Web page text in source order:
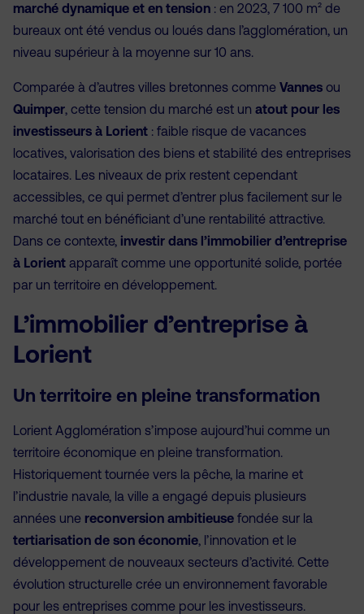
marché dynamique et en tension : en 2023, 7 100 m² de
bureaux ont été vendus ou loués dans l’agglomération, un
niveau supérieur à la moyenne sur 10 ans.
Comparée à d’autres villes bretonnes comme Vannes ou
Quimper, cette tension du marché est un atout pour les
investisseurs à Lorient : faible risque de vacances
locatives, valorisation des biens et stabilité des entreprises
locataires. Les niveaux de prix restent cependant
accessibles, ce qui permet d’entrer plus facilement sur le
marché tout en bénéficiant d’une rentabilité attractive.
Dans ce contexte, investir dans l’immobilier d’entreprise
à Lorient apparaît comme une opportunité solide, portée
par un territoire en développement.
L’immobilier d’entreprise à
Lorient
Un territoire en pleine transformation
Lorient Agglomération s’impose aujourd’hui comme un
territoire économique en pleine transformation.
Historiquement tournée vers la pêche, la marine et
l’industrie navale, la ville a engagé depuis plusieurs
années une reconversion ambitieuse fondée sur la
tertiarisation de son économie, l’innovation et le
développement de nouveaux secteurs d’activité. Cette
évolution structurelle crée un environnement favorable
pour les entreprises comme pour les investisseurs.